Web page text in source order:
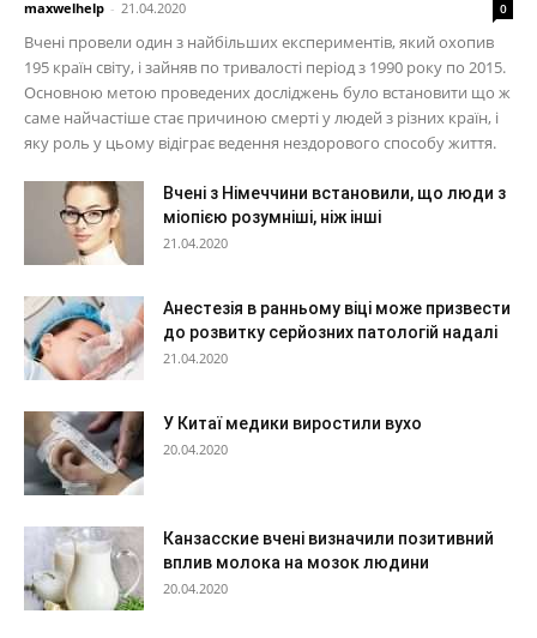
maxwelhelp - 21.04.2020 0
Вчені провели один з найбільших експериментів, який охопив
195 країн світу, і зайняв по тривалості період з 1990 року по 2015.
Основною метою проведених досліджень було встановити що ж
саме найчастіше стає причиною смерті у людей з різних країн, і
яку роль у цьому відіграє ведення нездорового способу життя.
Вчені з Німеччини встановили, що люди з
міопією розумніші, ніж інші
21.04.2020
Анестезія в ранньому віці може призвести
до розвитку серйозних патологій надалі
21.04.2020
У Китаї медики виростили вухо
20.04.2020
Канзасские вчені визначили позитивний
вплив молока на мозок людини
20.04.2020